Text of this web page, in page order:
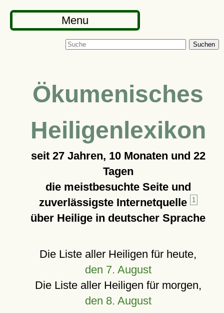
Menu
Suchen
Ökumenisches
Heiligenlexikon
seit 27 Jahren, 10 Monaten und 22
Tagen
die meistbesuchte Seite und
zuverlässigste Internetquelle
1
über Heilige in deutscher Sprache
Die Liste aller Heiligen für heute,
den 7. August
Die Liste aller Heiligen für morgen,
den 8. August